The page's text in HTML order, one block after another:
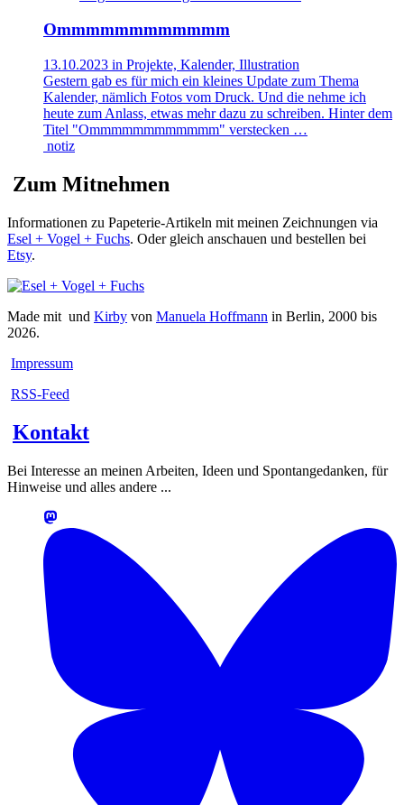
Ommmmmmmmmmmm
13.10.2023 in Projekte, Kalender, Illustration
Gestern gab es für mich ein kleines Update zum Thema
Kalender, nämlich Fotos vom Druck. Und die nehme ich
heute zum Anlass, etwas mehr dazu zu schreiben. Hinter dem
Titel "Ommmmmmmmmmmm" verstecken …
notiz
Zum Mitnehmen
Informationen zu Papeterie-Artikeln mit meinen Zeichnungen via
Esel + Vogel + Fuchs. Oder gleich anschauen und bestellen bei
Etsy.
Made mit und Kirby von Manuela Hoffmann in Berlin, 2000 bis
2026.
Impressum
RSS-Feed
Kontakt
Bei Interesse an meinen Arbeiten, Ideen und Spontangedanken, für
Hinweise und alles andere ...